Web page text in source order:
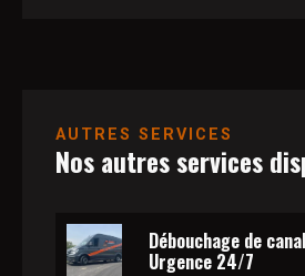
AUTRES SERVICES
Nos autres services
Débouchage de
Urgence 24/7